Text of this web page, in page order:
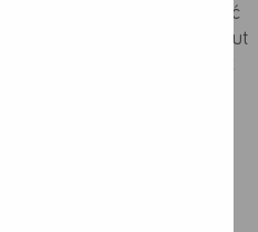
kompresu, który można kupić
chłodzimy przez ok. 20 minut